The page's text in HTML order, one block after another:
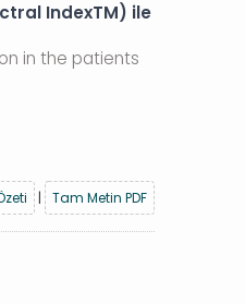
IndexTM) ile
in the patients
| Tam Metin PDF